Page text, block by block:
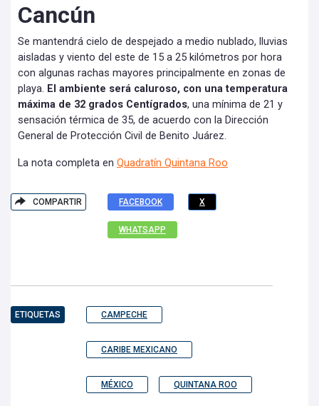
Cancún
Se mantendrá cielo de despejado a medio nublado, lluvias
aisladas y viento del este de 15 a 25 kilómetros por hora
con algunas rachas mayores principalmente en zonas de
playa. El ambiente será caluroso, con una temperatura
máxima de 32 grados Centígrados, una mínima de 21 y
sensación térmica de 35, de acuerdo con la Dirección
General de Protección Civil de Benito Juárez.
La nota completa en Quadratín Quintana Roo
COMPARTIR FACEBOOK X
WHATSAPP
ETIQUETAS CAMPECHE
CARIBE MEXICANO
MÉXICO QUINTANA ROO